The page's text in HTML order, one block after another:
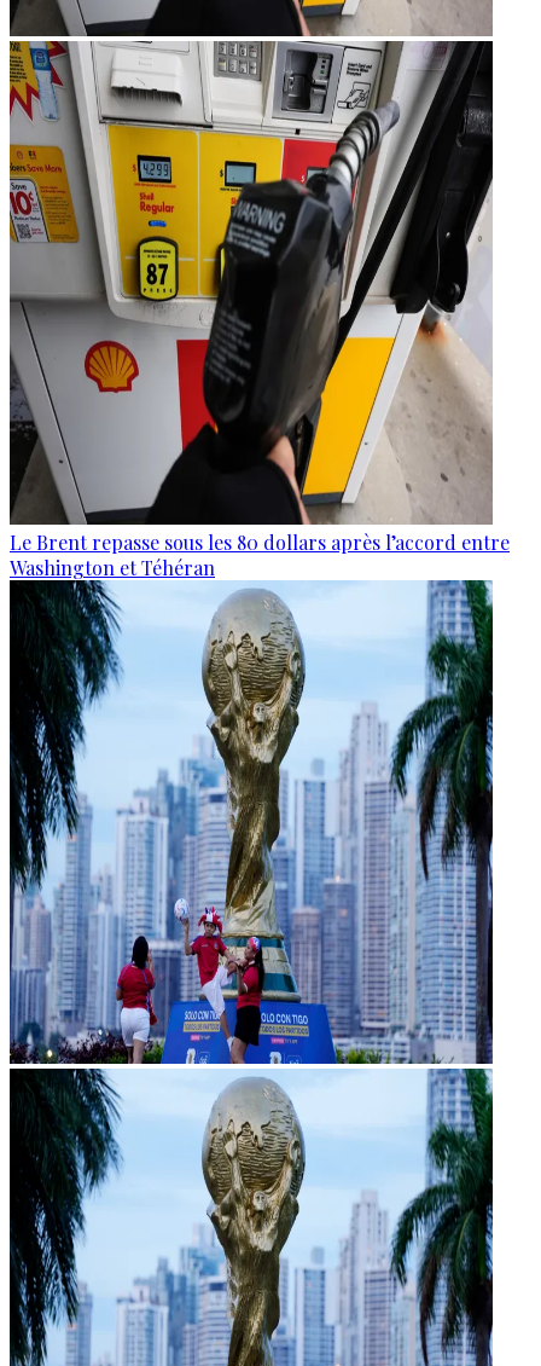
Le Brent repasse sous les 80 dollars après l’accord entre
Washington et Téhéran